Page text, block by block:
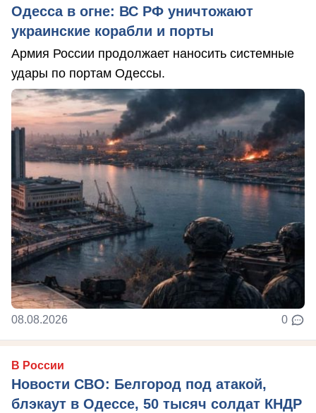
Одесса в огне: ВС РФ уничтожают
украинские корабли и порты
Армия России продолжает наносить системные
удары по портам Одессы.
08.08.2026 0
В России
Новости СВО: Белгород под атакой,
блэкаут в Одессе, 50 тысяч солдат КНДР